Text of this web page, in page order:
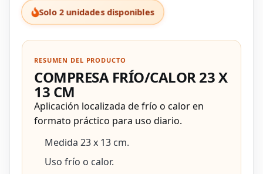
Solo 2 unidades disponibles
RESUMEN DEL PRODUCTO
COMPRESA FRÍO/CALOR 23 X
13 CM
Aplicación localizada de frío o calor en
formato práctico para uso diario.
Medida 23 x 13 cm.
Uso frío o calor.